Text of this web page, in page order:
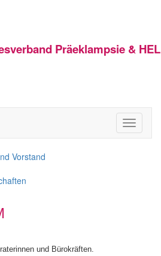
Präeklampsie &
Toggle
Vorstand
und Bürokräften.